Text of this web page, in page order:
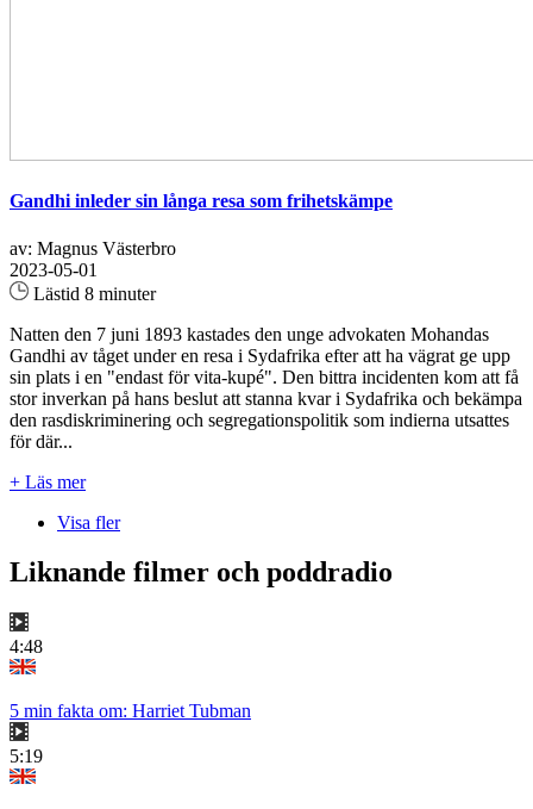
Gandhi inleder sin långa resa som frihetskämpe
av: Magnus Västerbro
2023-05-01
Lästid 8 minuter
Natten den 7 juni 1893 kastades den unge advokaten Mohandas
Gandhi av tåget under en resa i Sydafrika efter att ha vägrat ge upp
sin plats i en "endast för vita-kupé". Den bittra incidenten kom att få
stor inverkan på hans beslut att stanna kvar i Sydafrika och bekämpa
den rasdiskriminering och segregationspolitik som indierna utsattes
för där...
+ Läs mer
Visa fler
Liknande filmer och poddradio
4:48
5 min fakta om: Harriet Tubman
5:19